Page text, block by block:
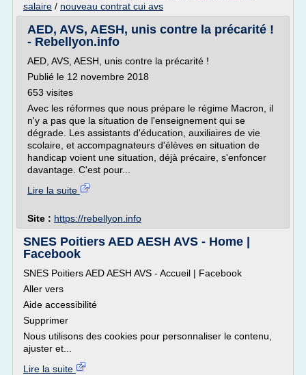
salaire / nouveau contrat cui avs
AED, AVS, AESH, unis contre la précarité !
- Rebellyon.info
AED, AVS, AESH, unis contre la précarité !
Publié le 12 novembre 2018
653 visites
Avec les réformes que nous prépare le régime Macron, il
n'y a pas que la situation de l'enseignement qui se
dégrade. Les assistants d'éducation, auxiliaires de vie
scolaire, et accompagnateurs d'élèves en situation de
handicap voient une situation, déjà précaire, s'enfoncer
davantage. C'est pour...
Lire la suite
Site : https://rebellyon.info
SNES Poitiers AED AESH AVS - Home |
Facebook
SNES Poitiers AED AESH AVS - Accueil | Facebook
Aller vers
Aide accessibilité
Supprimer
Nous utilisons des cookies pour personnaliser le contenu,
ajuster et...
Lire la suite